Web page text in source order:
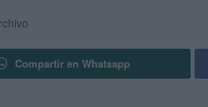
Compartir en Whatsapp